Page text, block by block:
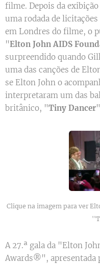
filme. Depois da
uma rodada de
em Londres do filme, o
"Elton John AIDS
surpreendido quando
uma das canções de
se Elton John o
interpretaram um das
britânico, "Tiny Dancer
Clique na imagem para ver
A 27.ª gala da "Elton
Awards®", apresentada